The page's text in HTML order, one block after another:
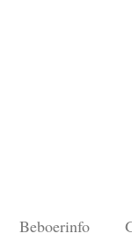
Beboerinfo